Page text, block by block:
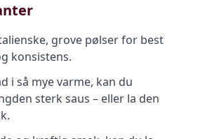
grove pølser for best
konsistens.
i så mye varme, kan du
sterk saus – eller la den